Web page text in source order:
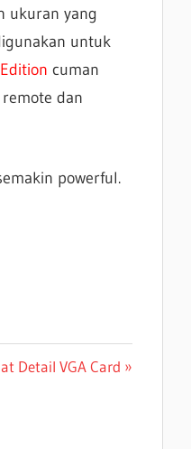
ukuran yang
untuk
cuman
dan
powerful.
Detail VGA Card